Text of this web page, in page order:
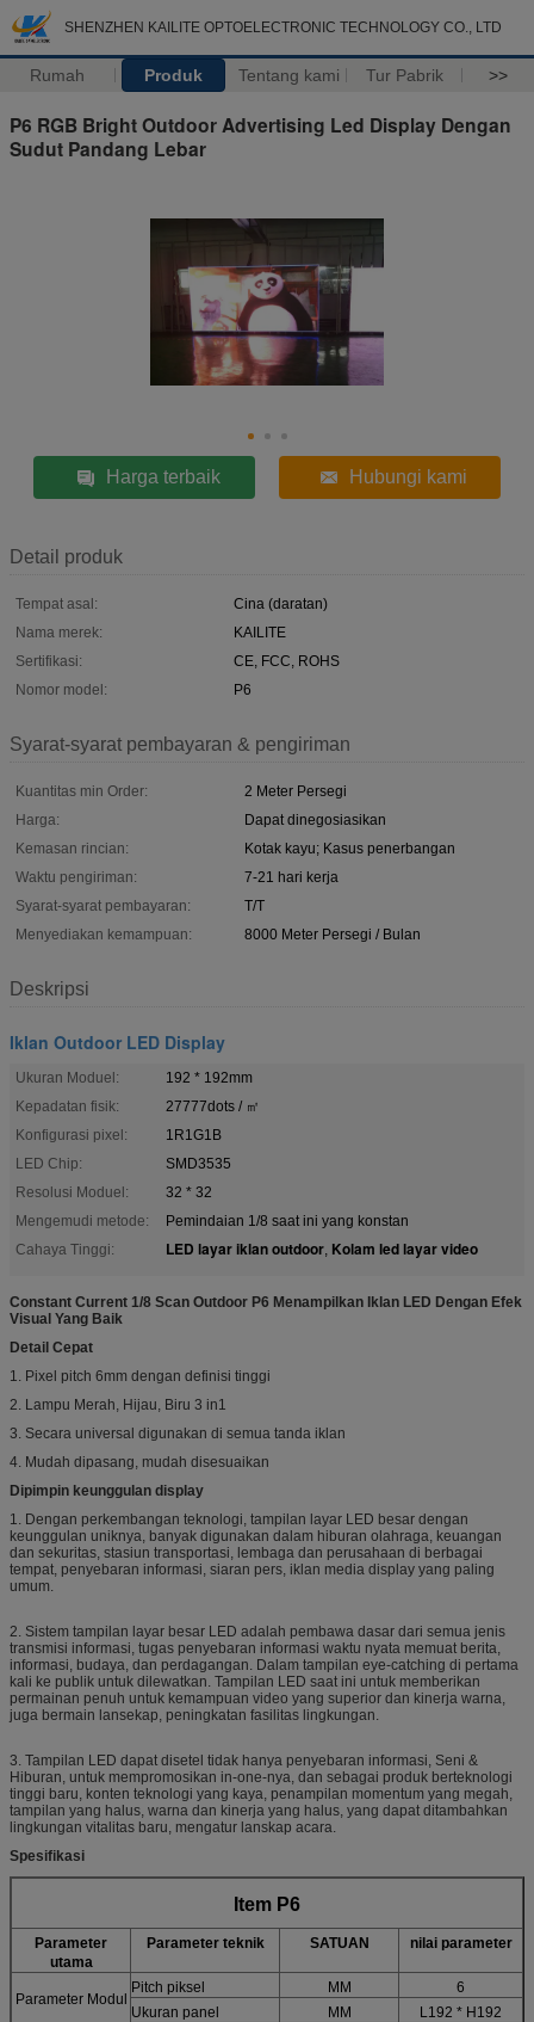
SHENZHEN KAILITE OPTOELECTRONIC TECHNOLOGY CO., LTD
Rumah Produk Tentang kami Tur Pabrik >>
P6 RGB Bright Outdoor Advertising Led Display Dengan
Sudut Pandang Lebar
Harga terbaik Hubungi kami
Detail produk
Tempat asal:
Cina (daratan)
Nama merek:
KAILITE
Sertifikasi:
CE, FCC, ROHS
Nomor model:
P6
Syarat-syarat pembayaran & pengiriman
Kuantitas min Order:
2 Meter Persegi
Harga:
Dapat dinegosiasikan
Kemasan rincian:
Kotak kayu; Kasus penerbangan
Waktu pengiriman:
7-21 hari kerja
Syarat-syarat pembayaran:
T/T
Menyediakan kemampuan:
8000 Meter Persegi / Bulan
Deskripsi
Iklan Outdoor LED Display
Ukuran Moduel:
192 * 192mm
Kepadatan fisik:
27777dots / ㎡
Konfigurasi pixel:
1R1G1B
LED Chip:
SMD3535
Resolusi Moduel:
32 * 32
Mengemudi metode:
Pemindaian 1/8 saat ini yang konstan
Cahaya Tinggi:
LED layar iklan outdoor, Kolam led layar video
Constant Current 1/8 Scan Outdoor P6 Menampilkan Iklan LED Dengan Efek
Visual Yang Baik
Detail Cepat
1. Pixel pitch 6mm dengan definisi tinggi
2. Lampu Merah, Hijau, Biru 3 in1
3. Secara universal digunakan di semua tanda iklan
4. Mudah dipasang, mudah disesuaikan
Dipimpin keunggulan display
1. Dengan perkembangan teknologi, tampilan layar LED besar dengan
keunggulan uniknya, banyak digunakan dalam hiburan olahraga, keuangan
dan sekuritas, stasiun transportasi, lembaga dan perusahaan di berbagai
tempat, penyebaran informasi, siaran pers, iklan media display yang paling
umum.
2. Sistem tampilan layar besar LED adalah pembawa dasar dari semua jenis
transmisi informasi, tugas penyebaran informasi waktu nyata memuat berita,
informasi, budaya, dan perdagangan. Dalam tampilan eye-catching di pertama
kali ke publik untuk dilewatkan. Tampilan LED saat ini untuk memberikan
permainan penuh untuk kemampuan video yang superior dan kinerja warna,
juga bermain lansekap, peningkatan fasilitas lingkungan.
3. Tampilan LED dapat disetel tidak hanya penyebaran informasi, Seni &
Hiburan, untuk mempromosikan in-one-nya, dan sebagai produk berteknologi
tinggi baru, konten teknologi yang kaya, penampilan momentum yang megah,
tampilan yang halus, warna dan kinerja yang halus, yang dapat ditambahkan
lingkungan vitalitas baru, mengatur lanskap acara.
Spesifikasi
Item P6
Parameter
utama
Parameter teknik SATUAN nilai parameter
Parameter Modul
Pitch piksel MM
6
Ukuran panel
MM
L192 * H192